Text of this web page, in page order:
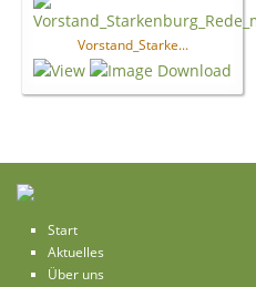
Vorstand_Starke...
Start
Aktuelles
Über uns